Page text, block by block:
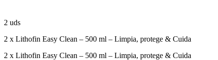
2 uds
2 x Lithofin Easy Clean – 500 ml – Limpia, protege & Cuida
2 x Lithofin Easy Clean – 500 ml – Limpia, protege & Cuida